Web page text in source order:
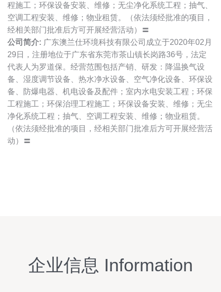
程施工；环保设备安装、维修；无尘净化系统工程；抽气、
空调工程安装、维修；物业租赁。（依法须经批准的项目，
经相关部门批准后方可开展经营活动）〓
公司简介: 广东澳兰仕环境科技有限公司成立于2020年02月
29日，注册地位于广东省东莞市茶山镇长岗路36号，法定
代表人为罗道保。经营范围包括产销、研发：降温换气设
备、湿度调节设备、热水净水设备、空气净化设备、环保设
备、防爆电器、机电设备及配件；室内水电安装工程；环保
工程施工；环保治理工程施工；环保设备安装、维修；无尘
净化系统工程；抽气、空调工程安装、维修；物业租赁。
（依法须经批准的项目，经相关部门批准后方可开展经营活
动）〓
企业信息 Information